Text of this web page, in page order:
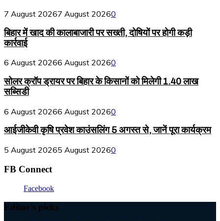
7 August 20267 August 20260
बिहार में खाद की कालाबाजारी पर सख्ती, दोषियों पर होगी कड़ी
कार्रवाई
6 August 20266 August 20260
सोलर क्रॉप ड्रायर पर बिहार के किसानों को मिलेगी 1.40 लाख
सब्सिडी
6 August 20266 August 20260
आईजीकेवी कृषि प्रवेश काउंसलिंग 5 अगस्त से, जानें पूरा कार्यक्रम
5 August 20265 August 20260
FB Connect
Facebook
Editor's picks